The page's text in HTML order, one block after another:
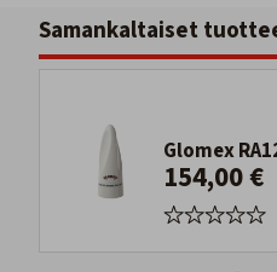
Samankaltaiset
Glomex
154,00 €